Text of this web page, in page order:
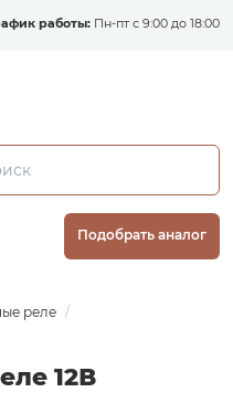
работы: Пн-пт с 9:00 до 18:00
Подобрать аналог
реле
12В